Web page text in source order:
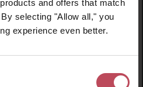
and offers that match
selecting "Allow all," you
experience even better.